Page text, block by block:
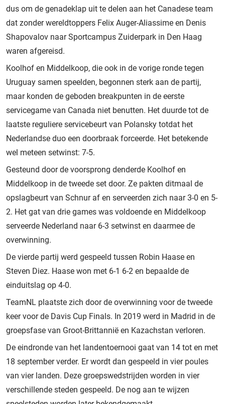
dus om de genadeklap uit te delen aan het Canadese team
dat zonder wereldtoppers Felix Auger-Aliassime en Denis
Shapovalov naar Sportcampus Zuiderpark in Den Haag
waren afgereisd.
Koolhof en Middelkoop, die ook in de vorige ronde tegen
Uruguay samen speelden, begonnen sterk aan de partij,
maar konden de geboden breakpunten in de eerste
servicegame van Canada niet benutten. Het duurde tot de
laatste reguliere servicebeurt van Polansky totdat het
Nederlandse duo een doorbraak forceerde. Het betekende
wel meteen setwinst: 7-5.
Gesteund door de voorsprong denderde Koolhof en
Middelkoop in de tweede set door. Ze pakten ditmaal de
opslagbeurt van Schnur af en serveerden zich naar 3-0 en 5-
2. Het gat van drie games was voldoende en Middelkoop
serveerde Nederland naar 6-3 setwinst en daarmee de
overwinning.
De vierde partij werd gespeeld tussen Robin Haase en
Steven Diez. Haase won met 6-1 6-2 en bepaalde de
einduitslag op 4-0.
TeamNL plaatste zich door de overwinning voor de tweede
keer voor de Davis Cup Finals. In 2019 werd in Madrid in de
groepsfase van Groot-Brittannië en Kazachstan verloren.
De eindronde van het landentoernooi gaat van 14 tot en met
18 september verder. Er wordt dan gespeeld in vier poules
van vier landen. Deze groepswedstrijden worden in vier
verschillende steden gespeeld. De nog aan te wijzen